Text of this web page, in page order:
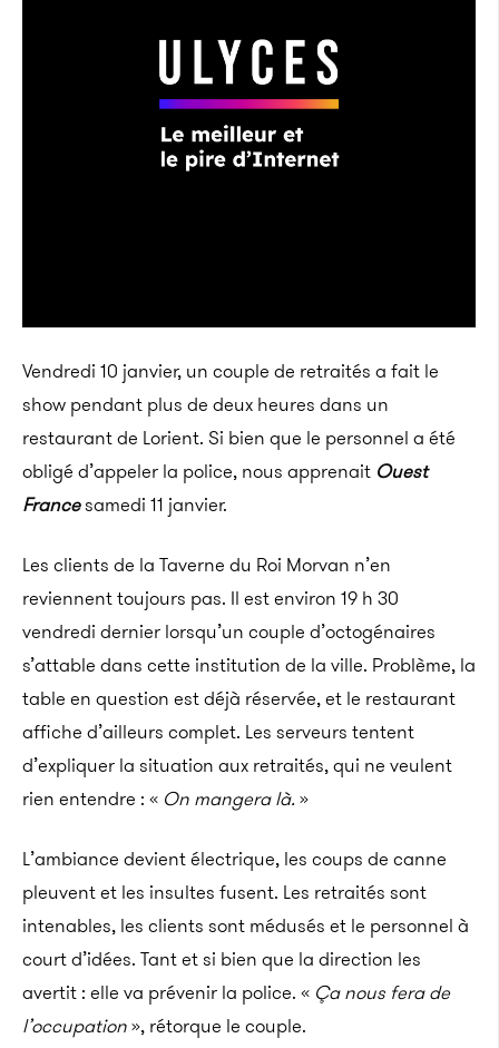
Vendredi 10 janvier, un couple de retraités a fait le
show pendant plus de deux heures dans un
restaurant de Lorient. Si bien que le personnel a été
obligé d’appeler la police, nous apprenait Ouest
Francesamedi 11 janvier.
Les clients de la Taverne du Roi Morvan n’en
reviennent toujours pas. Il est environ 19 h 30
vendredi dernier lorsqu’un couple d’octogénaires
s’attable dans cette institution de la ville. Problème, la
table en question est déjà réservée, et le restaurant
affiche d’ailleurs complet. Les serveurs tentent
d’expliquer la situation aux retraités, qui ne veulent
rien entendre : « On mangera là.»
L’ambiance devient électrique, les coups de canne
pleuvent et les insultes fusent. Les retraités sont
intenables, les clients sont médusés et le personnel à
court d’idées. Tant et si bien que la direction les
avertit : elle va prévenir la police. « Ça nous fera de
l’occupation», rétorque le couple.